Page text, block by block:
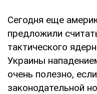
Сегодня еще
предложили
тактического
Украины
очень полезно,
законодательной